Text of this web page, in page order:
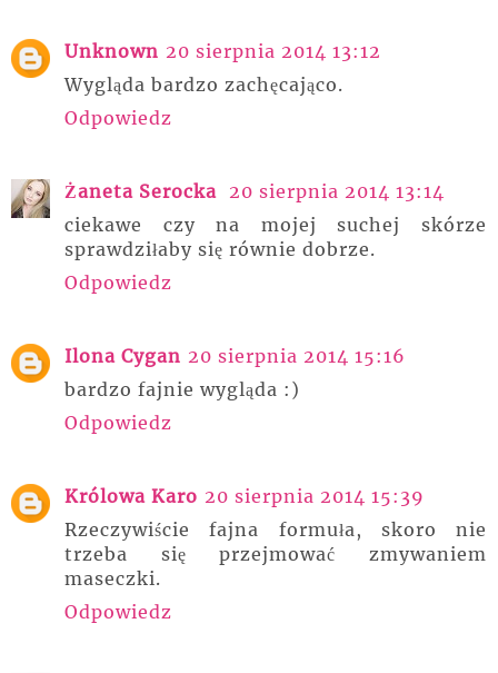
Unknown 20 sierpnia 2014 13:12
Wygląda bardzo zachęcająco.
Odpowiedz
Żaneta Serocka 20 sierpnia 2014 13:14
ciekawe czy na mojej suchej skórze
sprawdziłaby się równie dobrze.
Odpowiedz
Ilona Cygan 20 sierpnia 2014 15:16
bardzo fajnie wygląda :)
Odpowiedz
Królowa Karo 20 sierpnia 2014 15:39
Rzeczywiście fajna formuła, skoro nie
trzeba się przejmować zmywaniem
maseczki.
Odpowiedz